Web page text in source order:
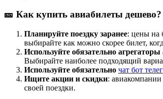
🎫 Как купить авиабилеты дешево?
Планируйте поездку заранее: цены на
выбирайте как можно скорее билет,
Используйте обязательно
Выбирайте наиболее подходящий
Используйте обязательно чат бот
Ищите акции и скидки:
своей поездки.